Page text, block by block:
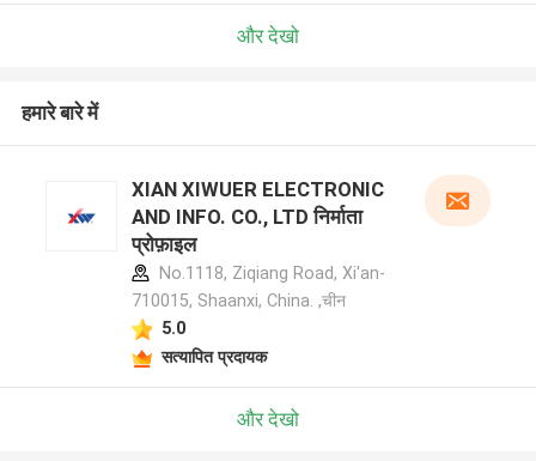
और देखो
हमारे बारे में
XIAN XIWUER ELECTRONIC
AND INFO. CO., LTD निर्माता
प्रोफ़ाइल
No.1118, Ziqiang Road, Xi'an-
710015, Shaanxi, China. ,चीन
5.0
सत्यापित प्रदायक
और देखो